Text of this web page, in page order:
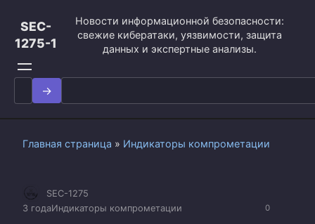
контенту
SEC-
1275-1
Новости информационной безопасности:
свежие кибератаки, уязвимости, защита
данных и экспертные анализы.
Search
for:
Главная страница » Индикаторы компрометации
0
SEC-1275
3 годаИндикаторы компрометации